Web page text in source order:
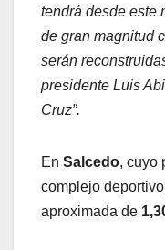
tendrá desde este
de gran magnitud
serán
presidente Luis
Cruz”.
En Salcedo, cuyo
complejo
aproximada de